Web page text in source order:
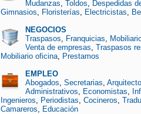
Mudanzas, Toldos, Despedidas
Gimnasios, Floristerías, Electricistas,
NEGOCIOS
Traspasos, Franquicias,
Venta de empresas, Traspasos
Mobiliario oficina, Prestamos
EMPLEO
Abogados, Secretarias,
Administrativos, Economistas,
Ingenieros, Periodistas, Cocineros,
Camareros, Educación